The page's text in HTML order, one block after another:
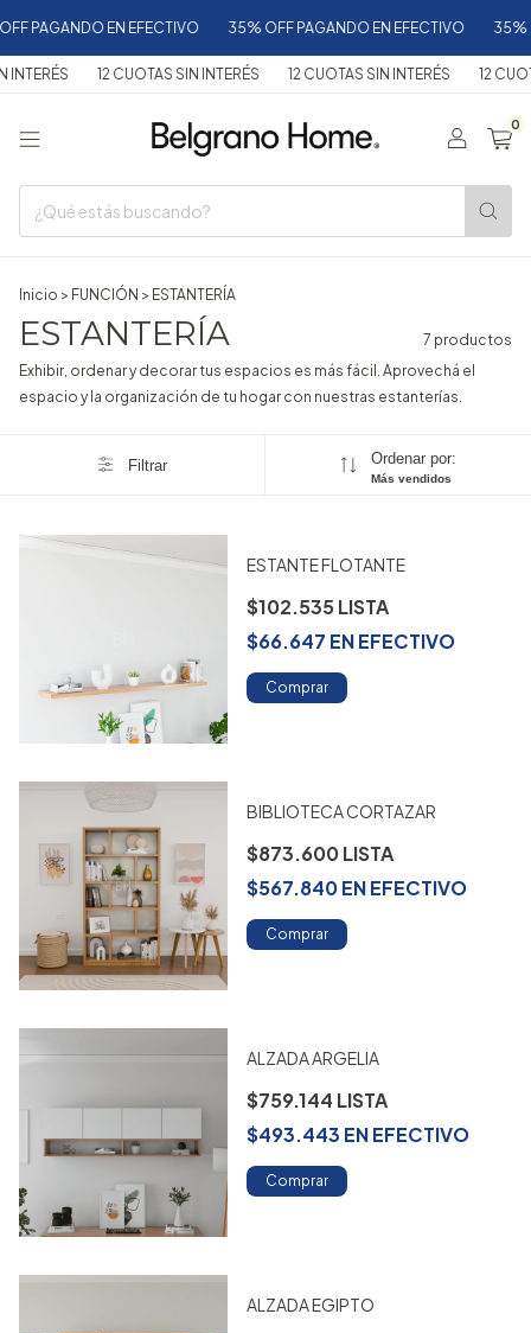
PAGANDO EN EFECTIVO 35% OFF PAGANDO EN EFECTIVO 35%
12 CUOTAS SIN INTERÉS 12 CUOTAS SIN INTERÉS 12
0
Inicio > FUNCIÓN > ESTANTERÍA
ESTANTERÍA
7 productos
Exhibir, ordenar y decorar tus espacios es más fácil. Aprovechá el
espacio y la organización de tu hogar con nuestras estanterías.
Filtrar Ordenar por:
Más vendidos
ESTANTE FLOTANTE
$102.535
$66.647 ENEFECTIVO
Comprar
BIBLIOTECA CORTAZAR
$873.600
$567.840ENEFECTIVO
Comprar
ALZADA ARGELIA
$759.144
$493.443 ENEFECTIVO
Comprar
ALZADA EGIPTO